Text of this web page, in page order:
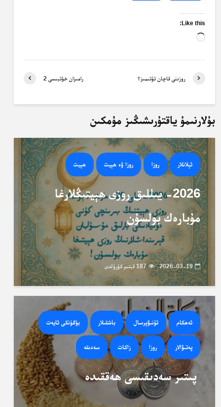
Like this:
Loading…
رامىزان خۇتبىسى 2 روزىنى قاچان تۇتىمىز؟
بۇلارنىمۇ ياقتۇرىشىڭىز مۇمكىن
ئېلانلار روزا روزا ۋە ھېيت ھېيت
2026- يىللىق روزى ھېيتىڭلارغا
مۇبارەك بولسۇن
2026-03-19 187 قېتىم كۆرۈلدى
ئەھكام ئۇنىۋېرسال باشقىلار بۈگۈنكى ئايەت
پەتىۋالار روزا زاكات سەدىقە
پىتىر سەدىقىسى ھەققىدە